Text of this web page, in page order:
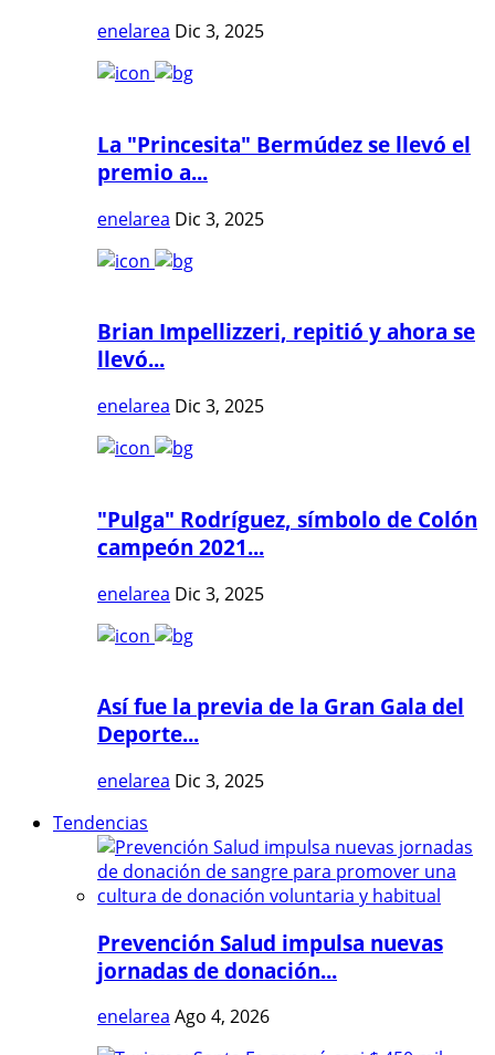
enelarea Dic 3, 2025
La "Princesita" Bermúdez se llevó el
premio a...
enelarea Dic 3, 2025
Brian Impellizzeri, repitió y ahora se
llevó...
enelarea Dic 3, 2025
"Pulga" Rodríguez, símbolo de Colón
campeón 2021...
enelarea Dic 3, 2025
Así fue la previa de la Gran Gala del
Deporte...
enelarea Dic 3, 2025
Tendencias
Prevención Salud impulsa nuevas
jornadas de donación...
enelarea Ago 4, 2026